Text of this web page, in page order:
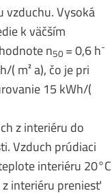
vzduchu. Vysoká
k väčším
n50= 0,6 h-
m² a), čo je pri
15 kWh/(
z interiéru do
Vzduch prúdiaci
interiéru 20°C
interiéru preniesť